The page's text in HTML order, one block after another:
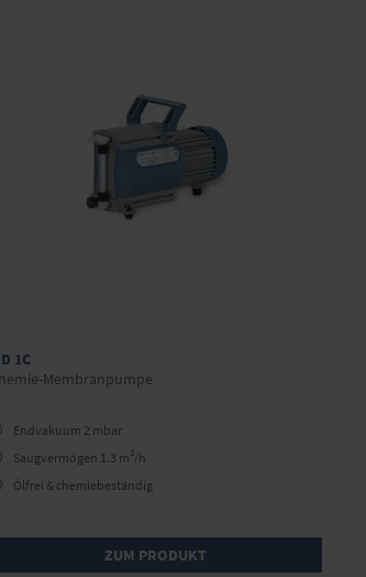
1C
Membranpumpe
Endvakuum 2 mbar
Saugvermögen 1.3 m 3/h
Ölfrei & chemiebeständig
ZUM PRODUKT